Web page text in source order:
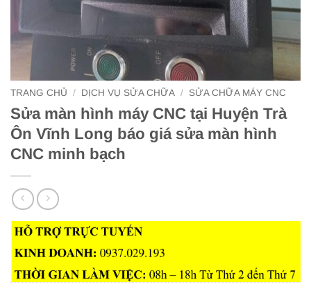
TRANG CHỦ / DỊCH VỤ SỬA CHỮA / SỬA CHỮA MÁY CNC
Sửa màn hình máy CNC tại Huyện Trà
Ôn Vĩnh Long báo giá sửa màn hình
CNC minh bạch